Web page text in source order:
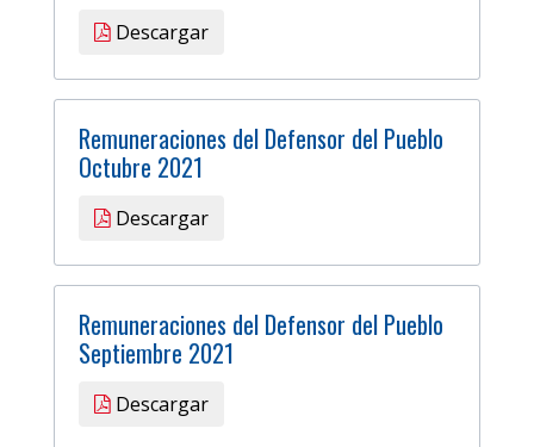
Descargar
Remuneraciones del Defensor del Pueblo
Octubre 2021
Descargar
Remuneraciones del Defensor del Pueblo
Septiembre 2021
Descargar